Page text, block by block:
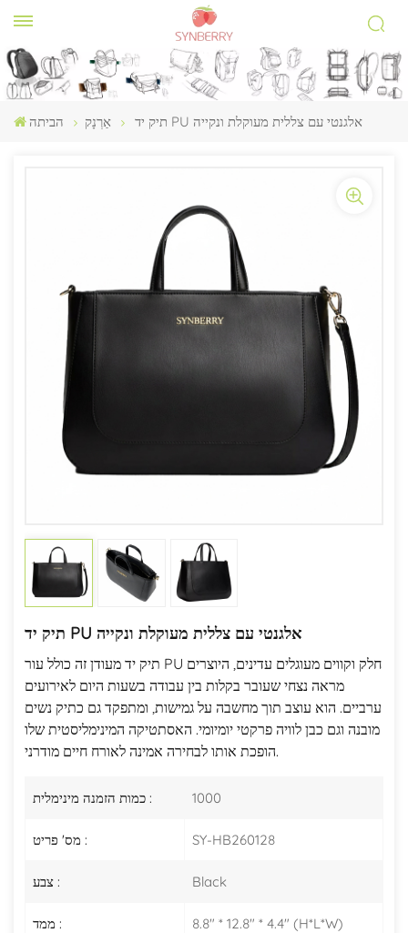
הביתה אַרְנָק תיק יד PU אלגנטי עם צללית מעוקלת ונקייה
תיק יד PU אלגנטי עם צללית מעוקלת ונקייה
תיק יד מעודן זה כולל עור PU חלק וקווים מעוגלים עדינים, היוצרים
מראה נצחי שעובר בקלות בין עבודה בשעות היום לאירועים
ערביים. הוא עוצב תוך מחשבה על גמישות, ומתפקד גם כתיק נשים
מובנה וגם כבן לוויה פרקטי יומיומי. האסתטיקה המינימליסטית שלו
הופכת אותו לבחירה אמינה לאורח חיים מודרני.
כמות הזמנה מינימלית : 1000
מס' פריט : SY-HB260128
צבע : Black
ממד : 8.8" * 12.8" * 4.4" (H*L*W)